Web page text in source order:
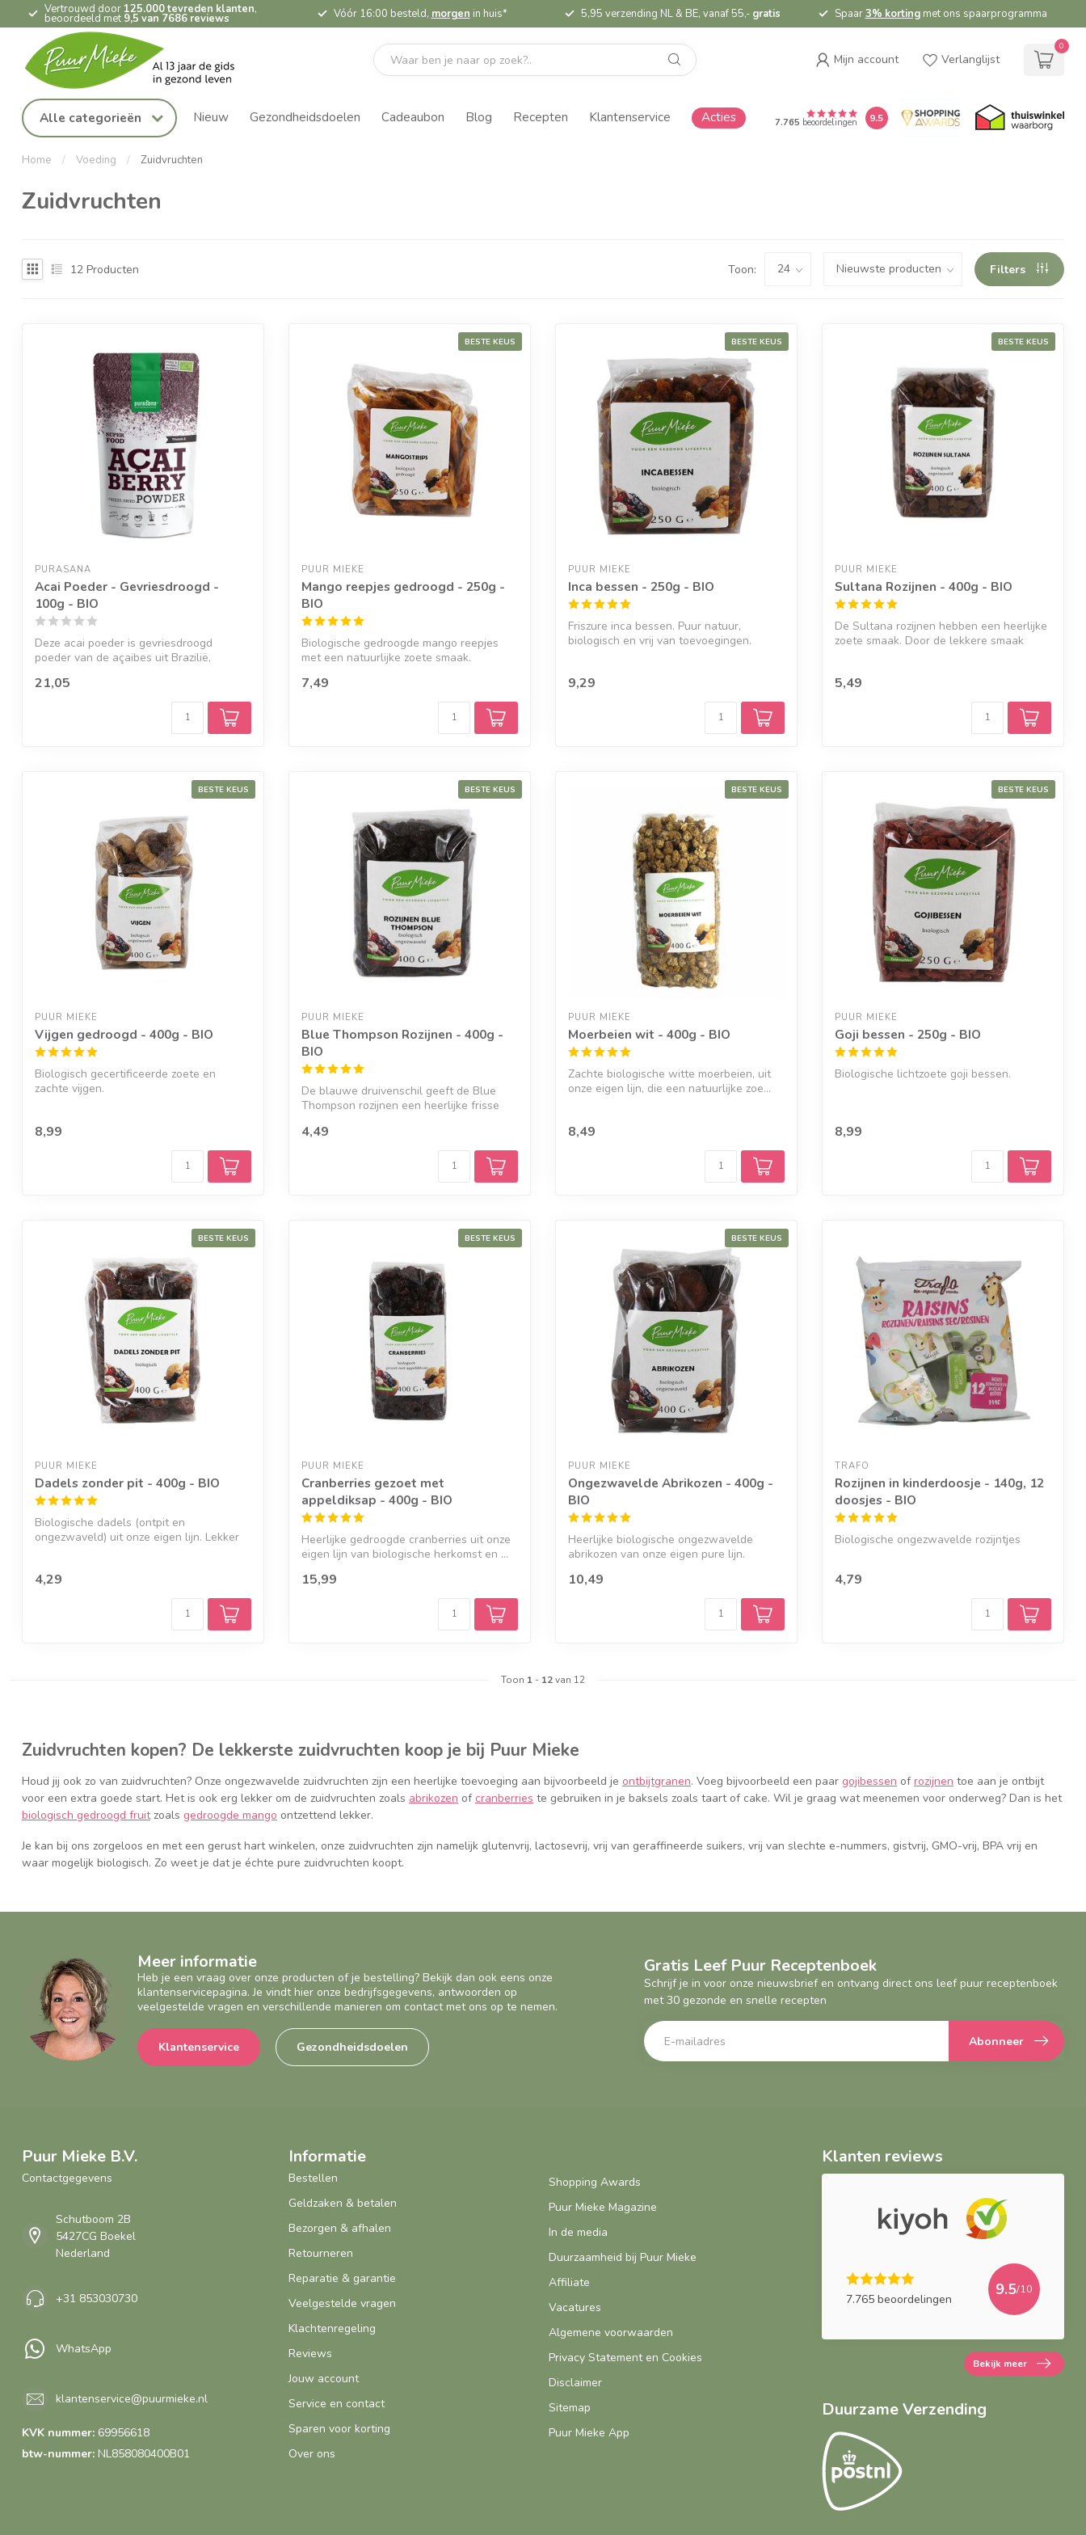
Vertrouwd door 125.000 tevreden klanten,
beoordeeld met 9,5 van 7686 reviews Vóór 16:00 besteld, morgen in huis* 5,95 verzending NL & BE, vanaf 55,- gratis Spaar3% kortingmet ons spaarprogramma
Mijn account Verlanglijst
0
Alle categorieën Nieuw Gezondheidsdoelen Cadeaubon Blog Recepten Klantenservice Acties 7.765 beoordelingen 9.5
Home / Voeding / Zuidvruchten
Zuidvruchten
12 Producten Toon: Filters
PURASANA
Acai Poeder - Gevriesdroogd -
100g - BIO
Deze acai poeder is gevriesdroogd
poeder van de açaibes uit Brazilië,
21,05
BESTE KEUS
PUUR MIEKE
Mango reepjes gedroogd - 250g -
BIO
Biologische gedroogde mango reepjes
met een natuurlijke zoete smaak.
7,49
BESTE KEUS
PUUR MIEKE
Inca bessen - 250g - BIO
Friszure inca bessen. Puur natuur,
biologisch en vrij van toevoegingen.
9,29
BESTE KEUS
PUUR MIEKE
Sultana Rozijnen - 400g - BIO
De Sultana rozijnen hebben een heerlijke
zoete smaak. Door de lekkere smaak
5,49
BESTE KEUS
PUUR MIEKE
Vijgen gedroogd - 400g - BIO
Biologisch gecertificeerde zoete en
zachte vijgen.
8,99
BESTE KEUS
PUUR MIEKE
Blue Thompson Rozijnen - 400g -
BIO
De blauwe druivenschil geeft de Blue
Thompson rozijnen een heerlijke frisse
4,49
BESTE KEUS
PUUR MIEKE
Moerbeien wit - 400g - BIO
Zachte biologische witte moerbeien, uit
onze eigen lijn, die een natuurlijke zoe...
8,49
BESTE KEUS
PUUR MIEKE
Goji bessen - 250g - BIO
Biologische lichtzoete goji bessen.
8,99
BESTE KEUS
PUUR MIEKE
Dadels zonder pit - 400g - BIO
Biologische dadels (ontpit en
ongezwaveld) uit onze eigen lijn. Lekker
4,29
BESTE KEUS
PUUR MIEKE
Cranberries gezoet met
appeldiksap - 400g - BIO
Heerlijke gedroogde cranberries uit onze
eigen lijn van biologische herkomst en ...
15,99
BESTE KEUS
PUUR MIEKE
Ongezwavelde Abrikozen - 400g -
BIO
Heerlijke biologische ongezwavelde
abrikozen van onze eigen pure lijn.
10,49
TRAFO
Rozijnen in kinderdoosje - 140g, 12
doosjes - BIO
Biologische ongezwavelde rozijntjes
4,79
Toon 1 - 12van 12
Zuidvruchten kopen? De lekkerste zuidvruchten koop je bij Puur Mieke
Houd jij ook zo van zuidvruchten? Onze ongezwavelde zuidvruchten zijn een heerlijke toevoeging aan bijvoorbeeld je ontbijtgranen. Voeg bijvoorbeeld een paar gojibessen ofrozijnen toe aan je ontbijt
voor een extra goede start. Het is ook erg lekker om de zuidvruchten zoals abrikozen of cranberries te gebruiken in je baksels zoals taart of cake. Wil je graag wat meenemen voor onderweg? Dan is het
biologisch gedroogd fruitzoals gedroogde mango ontzettend lekker.
Je kan bij ons zorgeloos en met een gerust hart winkelen, onze zuidvruchten zijn namelijk glutenvrij, lactosevrij, vrij van geraffineerde suikers, vrij van slechte e-nummers, gistvrij, GMO-vrij, BPA vrij en
waar mogelijk biologisch. Zo weet je dat je échte pure zuidvruchten koopt.
Meer informatie
Heb je een vraag over onze producten of je bestelling? Bekijk dan ook eens onze
klantenservicepagina. Je vindt hier onze bedrijfsgegevens, antwoorden op
veelgestelde vragen en verschillende manieren om contact met ons op te nemen.
Klantenservice Gezondheidsdoelen
Gratis Leef Puur Receptenboek
Schrijf je in voor onze nieuwsbrief en ontvang direct ons leef puur receptenboek
met 30 gezonde en snelle recepten
Abonneer
Puur Mieke B.V.
Contactgegevens
Schutboom 2B
5427CG Boekel
Nederland
+31 853030730
WhatsApp
klantenservice@puurmieke.nl
KVK nummer: 69956618
btw-nummer: NL858080400B01
Informatie
Bestellen
Geldzaken & betalen
Bezorgen & afhalen
Retourneren
Reparatie & garantie
Veelgestelde vragen
Klachtenregeling
Reviews
Jouw account
Service en contact
Sparen voor korting
Over ons
Shopping Awards
Puur Mieke Magazine
In de media
Duurzaamheid bij Puur Mieke
Affiliate
Vacatures
Algemene voorwaarden
Privacy Statement en Cookies
Disclaimer
Sitemap
Puur Mieke App
Klanten reviews
7.765 beoordelingen
9.5/10
Bekijk meer
Duurzame Verzending